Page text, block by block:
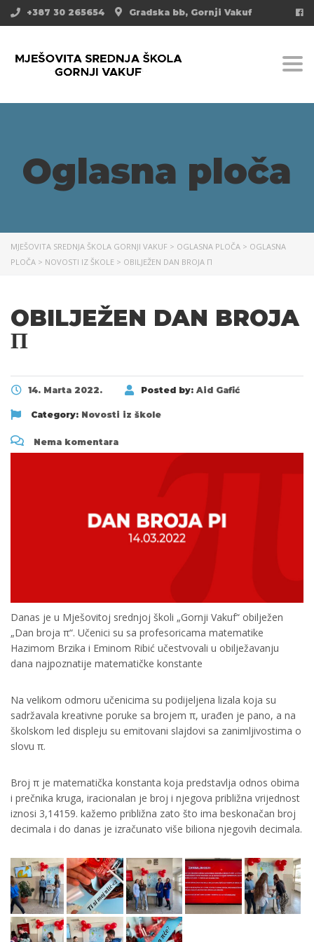
Gradska bb, Gornji Vakuf
+387 30 265654
Oglasna ploča
MJEŠOVITA SREDNJA ŠKOLA GORNJI VAKUF > OGLASNA PLOČA > OGLASNA
PLOČA > NOVOSTI IZ ŠKOLE > OBILJEŽEN DAN BROJA Π
OBILJEŽEN DAN BROJA
Π
14. Marta 2022. Posted by: Aid Gafić
Category: Novosti iz škole
Nema komentara
Danas je u Mješovitoj srednjoj školi „Gornji Vakuf“ obilježen
„Dan broja π“. Učenici su sa profesoricama matematike
Hazimom Brzika i Eminom Ribić učestvovali u obilježavanju
dana najpoznatije matematičke konstante
Na velikom odmoru učenicima su podijeljena lizala koja su
sadržavala kreativne poruke sa brojem π, urađen je pano, a na
školskom led displeju su emitovani slajdovi sa zanimljivostima o
slovu π.
Broj π je matematička konstanta koja predstavlja odnos obima
i prečnika kruga, iracionalan je broj i njegova približna vrijednost
iznosi 3,14159. kažemo približna zato što ima beskonačan broj
decimala i do danas je izračunato više biliona njegovih decimala.